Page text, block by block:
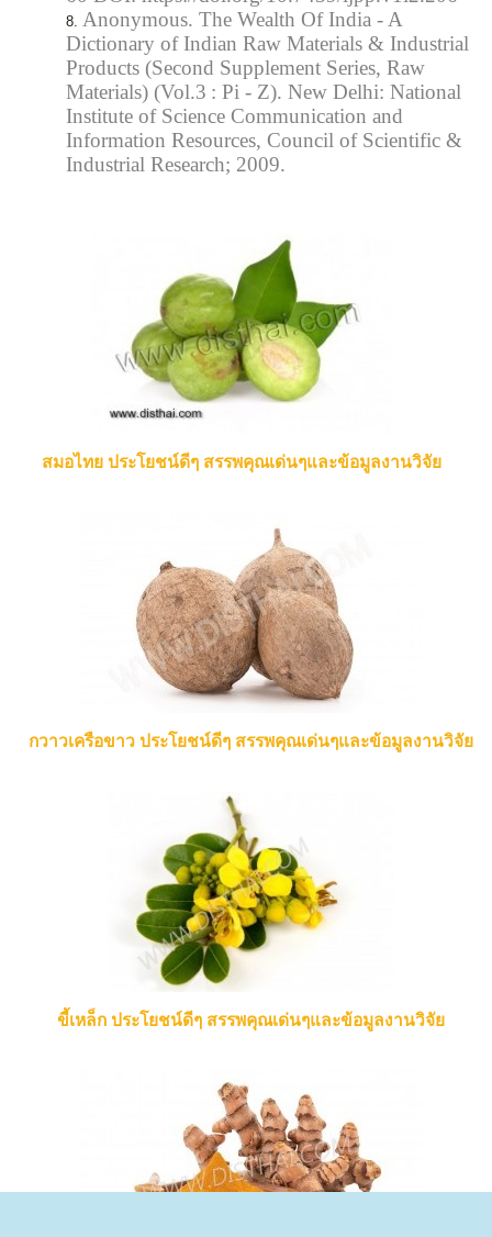
Anonymous. The Wealth Of India - A
Dictionary of Indian Raw Materials & Industrial
Products (Second Supplement Series, Raw
Materials) (Vol.3 : Pi - Z). New Delhi: National
Institute of Science Communication and
Information Resources, Council of Scientific &
Industrial Research; 2009.
สมอไทย ประโยชน์ดีๆ สรรพคุณเด่นๆและข้อมูลงานวิจัย
กวาวเครือขาว ประโยชน์ดีๆ สรรพคุณเด่นๆและข้อมูลงานวิจัย
ขี้เหล็ก ประโยชน์ดีๆ สรรพคุณเด่นๆและข้อมูลงานวิจัย